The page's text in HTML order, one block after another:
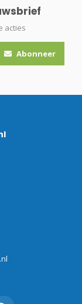
acties
Abonneer